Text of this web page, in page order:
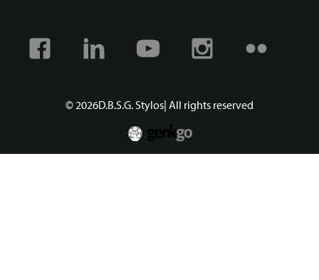
Facebook Linkedin Youtube Instagram
© 2026D.B.S.G. Stylos| All rights reserved